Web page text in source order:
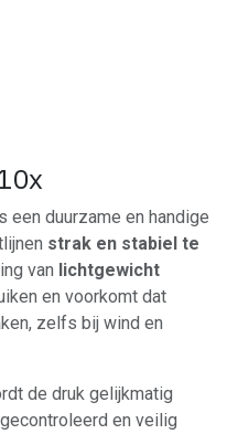
een duurzame en handige
strak en stabiel te
van lichtgewicht
en voorkomt dat
zelfs bij wind en
de druk gelijkmatig
en veilig